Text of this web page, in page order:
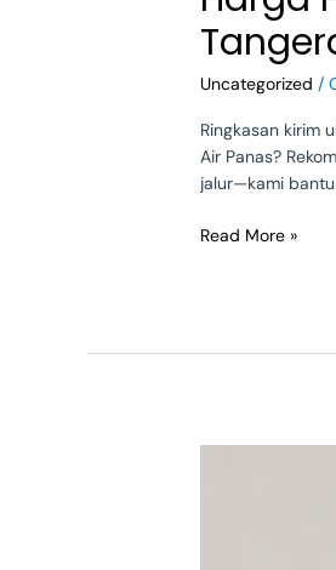
Uncategorized /
Ringkasan kirim
Air Panas?
jalur—kami
Air
Panas
[PN20/PN25]
—
4
m/batang,
Ready
Tangerang
Read More »